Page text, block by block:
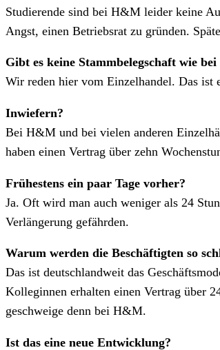
Studierende sind bei H&M leider keine
Angst, einen Betriebsrat zu gründen.
Gibt es keine Stammbelegschaft wie
Wir reden hier vom Einzelhandel. Das ist
Inwiefern?
Bei H&M und bei vielen anderen
haben einen Vertrag über zehn
Frühestens ein paar Tage vorher?
Ja. Oft wird man auch weniger als 24
Verlängerung gefährden.
Warum werden die Beschäftigten so
Das ist deutschlandweit das
Kolleginnen erhalten einen Vertrag über
geschweige denn bei H&M.
Ist das eine neue Entwicklung?